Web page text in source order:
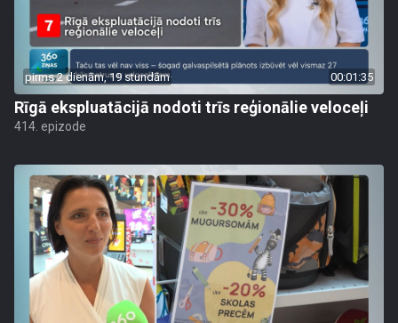
pirms 2 dienām, 19 stundām 00:01:35
Rīgā ekspluatācijā nodoti trīs reģionālie veloceļi
414. epizode